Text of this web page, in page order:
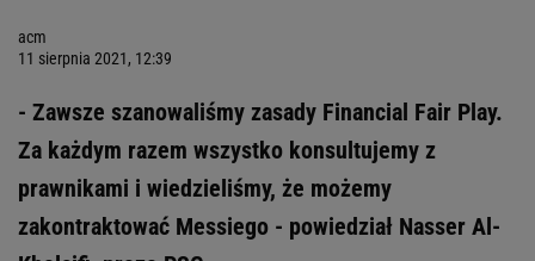
acm
11 sierpnia 2021, 12:39
- Zawsze szanowaliśmy zasady Financial Fair Play.
Za każdym razem wszystko konsultujemy z
prawnikami i wiedzieliśmy, że możemy
zakontraktować Messiego - powiedział Nasser Al-